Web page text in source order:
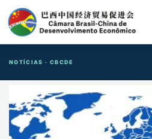
NOTÍCIAS · CBCDE